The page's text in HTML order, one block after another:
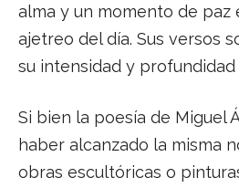
alma y un momento de
ajetreo del día. Sus versos
su intensidad y profundidad
Si bien la poesía de Miguel
haber alcanzado la misma
obras escultóricas o